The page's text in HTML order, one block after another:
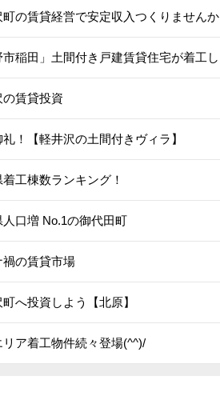
の賃貸経営で安定収入つくりませんか
市稲田」土間付き戸建賃貸住宅が着工し
の賃貸投資
！【軽井沢の土間付きヴィラ】
工棟数ランキング！
人口増 No.1の御代田町
禍の賃貸市場
へ投資しよう【北原】
リア着工物件続々登場(^^)/